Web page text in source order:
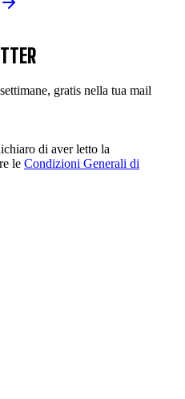
gratis nella tua mail
di aver letto la
le Condizioni Generali di